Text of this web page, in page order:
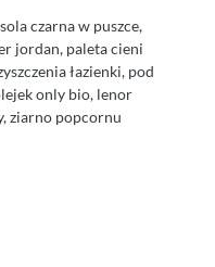
czarna w puszce,
jordan, paleta cieni
łazienki, pod
only bio, lenor
ziarno popcornu